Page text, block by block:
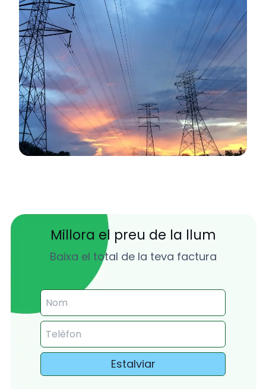
Millora el preu de la llum
Baixa el total de la teva factura
Estalviar